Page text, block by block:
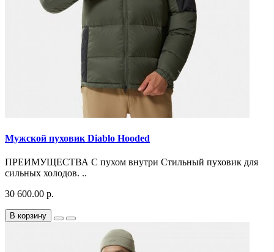
Мужской пуховик Diablo Hooded
ПРЕИМУЩЕСТВА С пухом внутри Стильный пуховик для
сильных холодов. ..
30 600.00 р.
В корзину